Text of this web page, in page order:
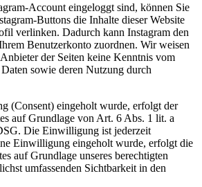
Account eingeloggt sind, können Sie
Buttons die Inhalte dieser Website
verlinken. Dadurch kann Instagram den
Benutzerkonto zuordnen. Wir weisen
der Seiten keine Kenntnis vom
sowie deren Nutzung durch
(Consent) eingeholt wurde, erfolgt der
auf Grundlage von Art. 6 Abs. 1 lit. a
Die Einwilligung ist jederzeit
Einwilligung eingeholt wurde, erfolgt die
auf Grundlage unseres berechtigten
umfassenden Sichtbarkeit in den